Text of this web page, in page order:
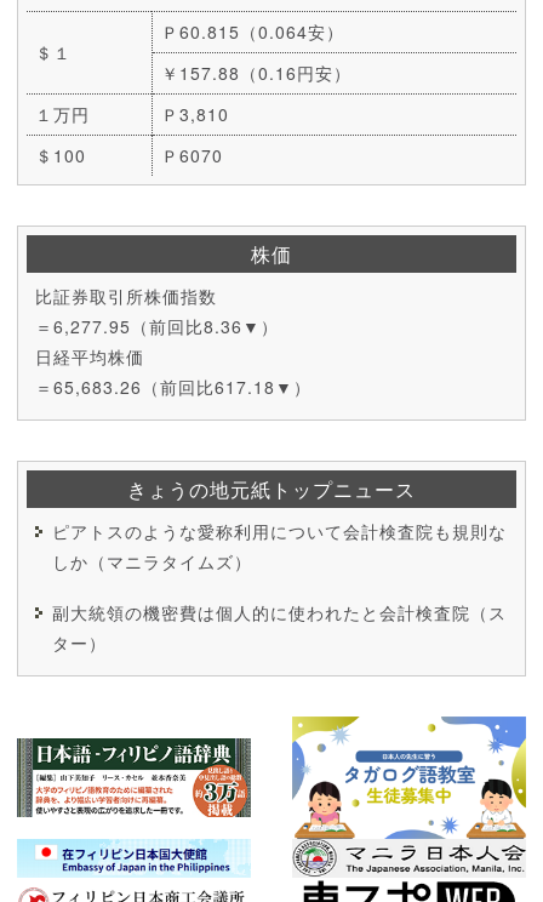
＄１
Ｐ60.815（0.064安）
￥157.88（0.16円安）
１万円
Ｐ3,810
＄100
Ｐ6070
株価
比証券取引所株価指数
＝6,277.95（前回比8.36▼）
日経平均株価
＝65,683.26（前回比617.18▼）
きょうの地元紙トップニュース
ピアトスのような愛称利用について会計検査院も規則な
しか（マニラタイムズ）
副大統領の機密費は個人的に使われたと会計検査院（ス
ター）